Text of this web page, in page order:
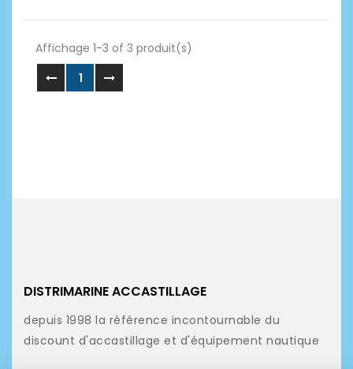
Affichage 1-3 of 3 produit(s)
1
DISTRIMARINE ACCASTILLAGE
depuis 1998 la référence incontournable du
discount d'accastillage et d'équipement nautique